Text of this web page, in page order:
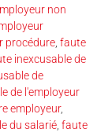
non
procédure faute
inexcusable de
de
de l'employeur
employeur,
du salarié faute